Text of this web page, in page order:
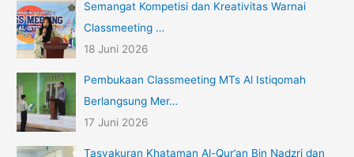
Semangat Kompetisi dan Kreativitas Warnai
Classmeeting …
18 Juni 2026
Pembukaan Classmeeting MTs Al Istiqomah
Berlangsung Mer…
17 Juni 2026
Tasyakuran Khataman Al-Qur’an Bin Nadzri dan